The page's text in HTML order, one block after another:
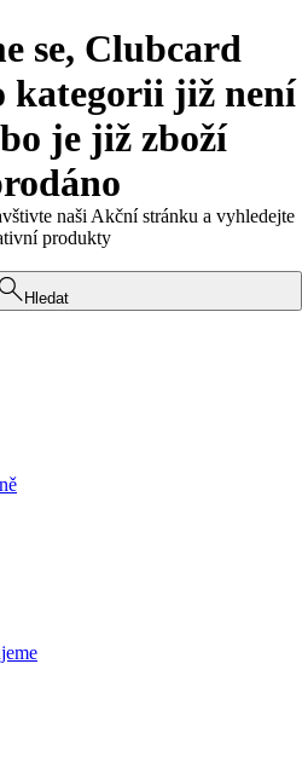
se, Clubcard
kategorii již není
je již zboží
naši Akční stránku a vyhledejte
produkty
Hledat